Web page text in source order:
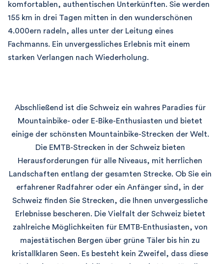
komfortablen, authentischen Unterkünften. Sie werden
155 km in drei Tagen mitten in den wunderschönen
4.000ern radeln, alles unter der Leitung eines
Fachmanns. Ein unvergessliches Erlebnis mit einem
starken Verlangen nach Wiederholung.
Abschließend ist die Schweiz ein wahres Paradies für
Mountainbike- oder E-Bike-Enthusiasten und bietet
einige der schönsten Mountainbike-Strecken der Welt.
Die EMTB-Strecken in der Schweiz bieten
Herausforderungen für alle Niveaus, mit herrlichen
Landschaften entlang der gesamten Strecke. Ob Sie ein
erfahrener Radfahrer oder ein Anfänger sind, in der
Schweiz finden Sie Strecken, die Ihnen unvergessliche
Erlebnisse bescheren. Die Vielfalt der Schweiz bietet
zahlreiche Möglichkeiten für EMTB-Enthusiasten, von
majestätischen Bergen über grüne Täler bis hin zu
kristallklaren Seen. Es besteht kein Zweifel, dass diese